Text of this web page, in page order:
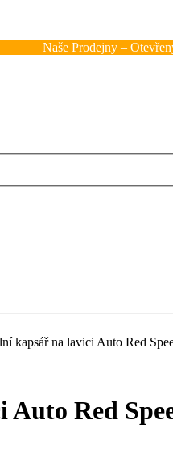
Naše Prodejny –
kapsář na lavici Auto Red
Red